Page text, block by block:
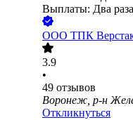
Выплаты: Два
ООО ТПК
3.9
•
49 отзывов
Воронеж, р-н
Откликнуться